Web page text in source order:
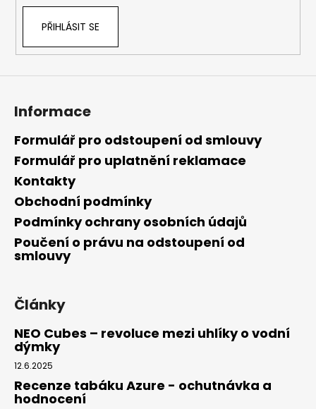
u
PŘIHLÁSIT SE
Informace
Formulář pro odstoupení od smlouvy
Formulář pro uplatnění reklamace
Kontakty
Obchodní podmínky
Podmínky ochrany osobních údajů
Poučení o právu na odstoupení od
smlouvy
Články
NEO Cubes – revoluce mezi uhlíky o vodní
dýmky
12.6.2025
Recenze tabáku Azure - ochutnávka a
hodnocení